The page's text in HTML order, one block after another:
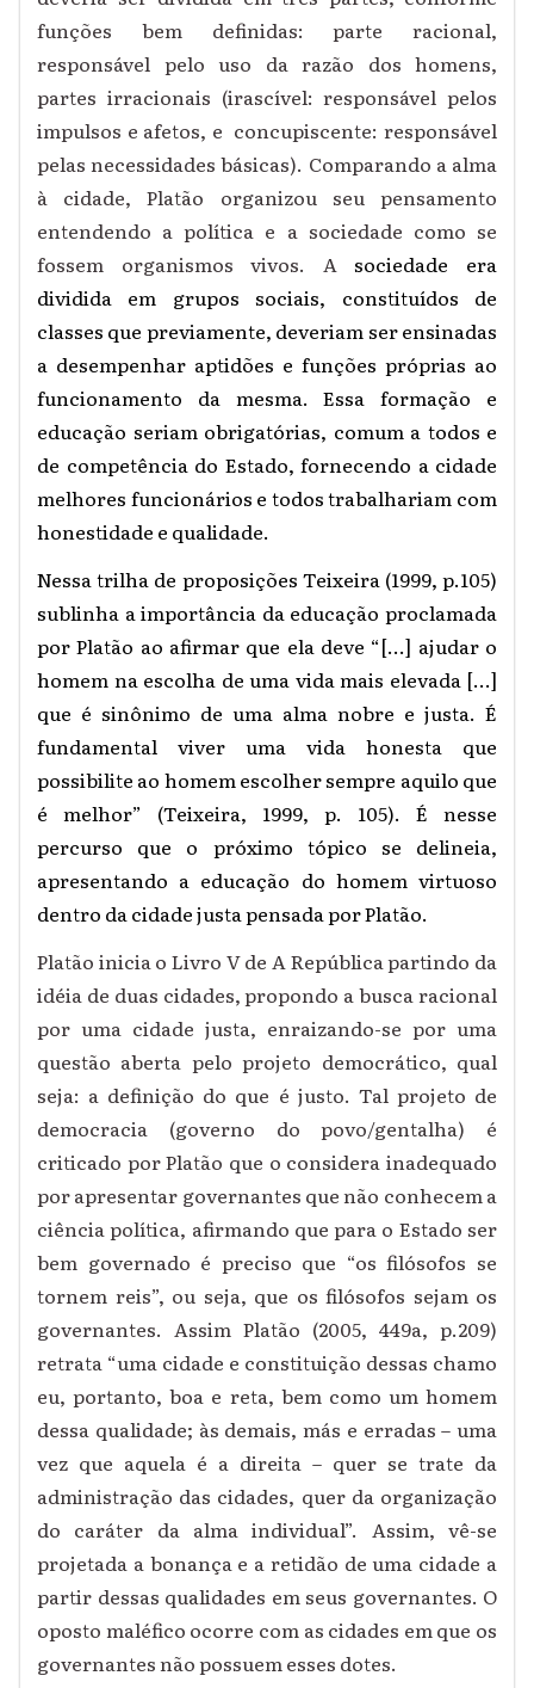
funções bem definidas: parte racional,
responsável pelo uso da razão dos homens,
partes irracionais (irascível: responsável pelos
impulsos e afetos, e concupiscente: responsável
pelas necessidades básicas). Comparando a alma
à cidade, Platão organizou seu pensamento
entendendo a política e a sociedade como se
fossem organismos vivos. A sociedade era
dividida em grupos sociais, constituídos de
classes que previamente, deveriam ser ensinadas
a desempenhar aptidões e funções próprias ao
funcionamento da mesma. Essa formação e
educação seriam obrigatórias, comum a todos e
de competência do Estado, fornecendo a cidade
melhores funcionários e todos trabalhariam com
honestidade e qualidade.
Nessa trilha de proposições Teixeira (1999, p.105)
sublinha a importância da educação proclamada
por Platão ao afirmar que ela deve “[...] ajudar o
homem na escolha de uma vida mais elevada [...]
que é sinônimo de uma alma nobre e justa. É
fundamental viver uma vida honesta que
possibilite ao homem escolher sempre aquilo que
é melhor” (Teixeira, 1999, p. 105). É nesse
percurso que o próximo tópico se delineia,
apresentando a educação do homem virtuoso
dentro da cidade justa pensada por Platão.
Platão inicia o Livro V de A República partindo da
idéia de duas cidades, propondo a busca racional
por uma cidade justa, enraizando-se por uma
questão aberta pelo projeto democrático, qual
seja: a definição do que é justo. Tal projeto de
democracia (governo do povo/gentalha) é
criticado por Platão que o considera inadequado
por apresentar governantes que não conhecem a
ciência política, afirmando que para o Estado ser
bem governado é preciso que “os filósofos se
tornem reis”, ou seja, que os filósofos sejam os
governantes. Assim Platão (2005, 449a, p.209)
retrata “uma cidade e constituição dessas chamo
eu, portanto, boa e reta, bem como um homem
dessa qualidade; às demais, más e erradas – uma
vez que aquela é a direita – quer se trate da
administração das cidades, quer da organização
do caráter da alma individual”. Assim, vê-se
projetada a bonança e a retidão de uma cidade a
partir dessas qualidades em seus governantes. O
oposto maléfico ocorre com as cidades em que os
governantes não possuem esses dotes.